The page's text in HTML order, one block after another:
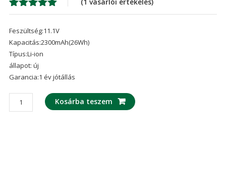
Értékelés
ből,
1
értékelés
alapján
Feszültség:11.1V
Kapacitás:2300mAh(26Wh)
Típus:Li-ion
állapot: új
Garancia:1 év jótállás
laptop
akku/akkumulátor
Kosárba teszem